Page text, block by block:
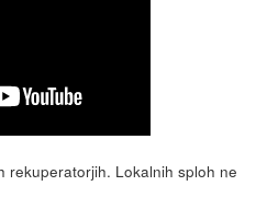
rekuperatorjih. Lokalnih sploh ne